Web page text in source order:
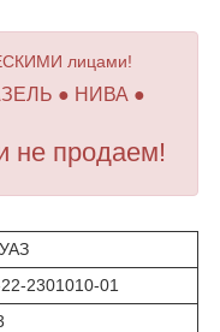
лицами!
● НИВА ●
не продаем!
2301010-01